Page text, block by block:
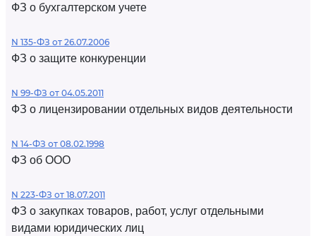
ФЗ о бухгалтерском учете
N 135-ФЗ от 26.07.2006
ФЗ о защите конкуренции
N 99-ФЗ от 04.05.2011
ФЗ о лицензировании отдельных видов деятельности
N 14-ФЗ от 08.02.1998
ФЗ об ООО
N 223-ФЗ от 18.07.2011
ФЗ о закупках товаров, работ, услуг отдельными
видами юридических лиц